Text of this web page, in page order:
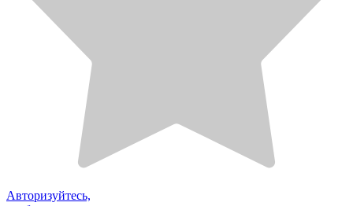
Авторизуйтесь,